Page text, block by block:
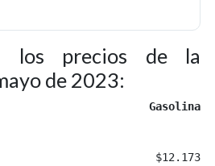
los precios de la
de 2023:
Gasolina